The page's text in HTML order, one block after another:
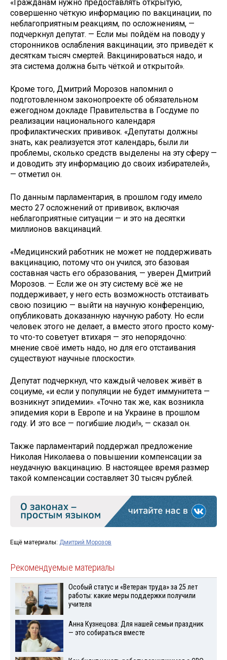
«Гражданам нужно предоставлять открытую,
совершенно чёткую информацию по вакцинации, по
неблагоприятным реакциям, по осложнениям, —
подчеркнул депутат. — Если мы пойдём на поводу у
сторонников ослабления вакцинации, это приведёт к
десяткам тысяч смертей. Вакцинироваться надо, и
эта система должна быть чёткой и открытой».
Кроме того, Дмитрий Морозов напомнил о
подготовленном законопроекте об обязательном
ежегодном докладе Правительства в Госдуме по
реализации национального календаря
профилактических прививок. «Депутаты должны
знать, как реализуется этот календарь, были ли
проблемы, сколько средств выделены на эту сферу —
и доводить эту информацию до своих избирателей»,
— отметил он.
По данным парламентария, в прошлом году имело
место 27 осложнений от прививок, включая
неблагоприятные ситуации — и это на десятки
миллионов вакцинаций.
«Медицинский работник не может не поддерживать
вакцинацию, потому что он учился, это базовая
составная часть его образования, — уверен Дмитрий
Морозов. — Если же он эту систему всё же не
поддерживает, у него есть возможность отстаивать
свою позицию — выйти на научную конференцию,
опубликовать доказанную научную работу. Но если
человек этого не делает, а вместо этого просто кому-
то что-то советует втихаря — это непорядочно:
мнение своё иметь надо, но для его отстаивания
существуют научные плоскости».
Депутат подчеркнул, что каждый человек живёт в
социуме, «и если у популяции не будет иммунитета —
возникнут эпидемии». «Точно так же, как возникла
эпидемия кори в Европе и на Украине в прошлом
году. И это все — погибшие люди!», — сказал он.
Также парламентарий поддержал предложение
Николая Николаева о повышении компенсации за
неудачную вакцинацию. В настоящее время размер
такой компенсации составляет 30 тысяч рублей.
Ещё материалы: Дмитрий Морозов
Рекомендуемые материалы
Особый статус и «Ветеран труда» за 25 лет
работы: какие меры поддержки получили
учителя
Анна Кузнецова: Для нашей семьи праздник
— это собираться вместе